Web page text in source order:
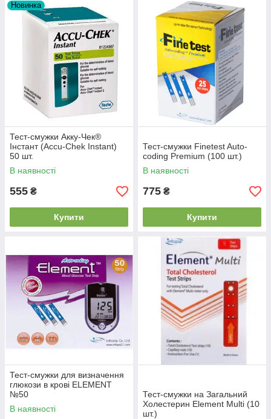
Новинка
Тест-смужки Акку-Чек®
Інстант (Accu-Chek Instant)
50 шт.
В наявності
555 ₴
Купити
Тест-смужки Finetest Auto-
coding Premium (100 шт.)
В наявності
775 ₴
Купити
Тест-смужки для визначення
глюкози в крові ELEMENT
№50
В наявності
Тест-смужки на Загальний
Холестерин Element Multi (10
шт.)